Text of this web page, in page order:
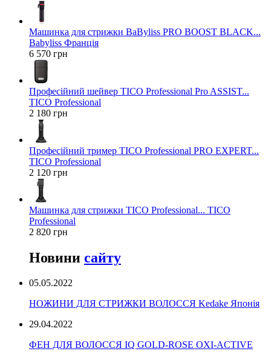
Машинка для стрижки BaByliss PRO BOOST BLACK...
Babyliss Франція
6 570 грн
Професійний шейвер TICO Professional Pro ASSIST...
TICO Professional
2 180 грн
Професійний тример TICO Professional PRO EXPERT...
TICO Professional
2 120 грн
Машинка для стрижки TICO Professional... TICO
Professional
2 820 грн
Новини сайту
05.05.2022
НОЖИНИ ДЛЯ СТРИЖКИ ВОЛОССЯ Kedake Японія
29.04.2022
ФЕН ДЛЯ ВОЛОССЯ IQ GOLD-ROSE OXI-ACTIVE